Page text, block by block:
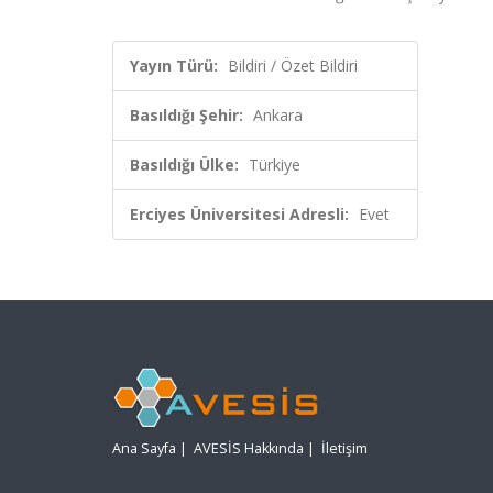
Yayın Türü: Bildiri / Özet Bildiri
Basıldığı Şehir: Ankara
Basıldığı Ülke: Türkiye
Erciyes Üniversitesi Adresli: Evet
Ana Sayfa | AVESİS Hakkında | İletişim